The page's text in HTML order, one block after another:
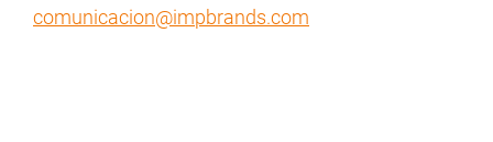
comunicacion@impbrands.com